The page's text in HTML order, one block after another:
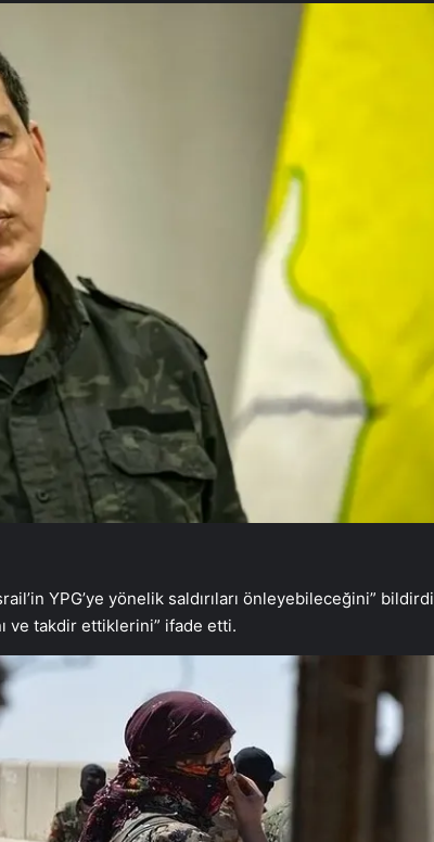
YPG’ye yönelik saldırıları önleyebileceğini” bildirdi
ve takdir ettiklerini” ifade etti.